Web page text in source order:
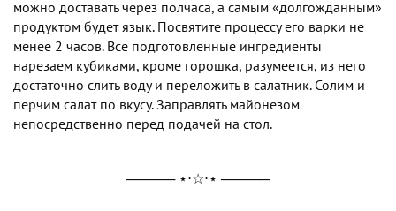
можно доставать через полчаса, а самым «долгожданным»
продуктом будет язык. Посвятите процессу его варки не
менее 2 часов. Все подготовленные ингредиенты
нарезаем кубиками, кроме горошка, разумеется, из него
достаточно слить воду и переложить в салатник. Солим и
перчим салат по вкусу. Заправлять майонезом
непосредственно перед подачей на стол.
───── ⋆⋅☆⋅⋆ ─────